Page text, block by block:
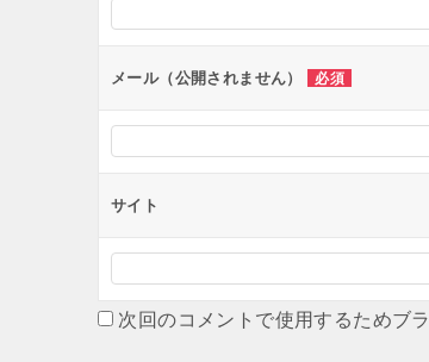
ョ
メール（公開されません） 必須
サイト
次回のコメントで使用するためブ